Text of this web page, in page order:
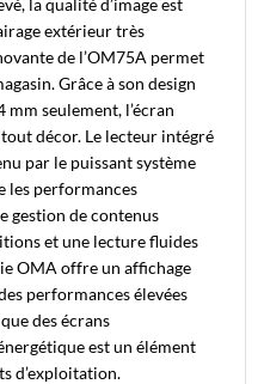
extérieur très
de l’OM75A permet
Grâce à son design
seulement, l’écran
décor. Le lecteur intégré
par le puissant système
les performances
gestion de contenus
et une lecture fluides
OMA offre un affichage
performances élevées
des écrans
est un élément
d’exploitation.